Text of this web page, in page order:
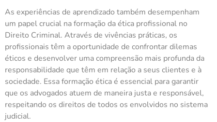
As experiências de aprendizado também desempenham
um papel crucial na formação da ética profissional no
Direito Criminal. Através de vivências práticas, os
profissionais têm a oportunidade de confrontar dilemas
éticos e desenvolver uma compreensão mais profunda da
responsabilidade que têm em relação a seus clientes e à
sociedade. Essa formação ética é essencial para garantir
que os advogados atuem de maneira justa e responsável,
respeitando os direitos de todos os envolvidos no sistema
judicial.